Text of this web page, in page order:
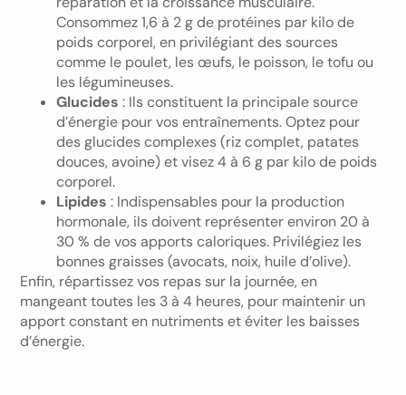
Consommez 1,6 à 2 g de protéines par kilo de
poids corporel, en privilégiant des sources
comme le poulet, les œufs, le poisson, le tofu ou
les légumineuses.
Glucides : Ils constituent la principale source
d’énergie pour vos entraînements. Optez pour
des glucides complexes (riz complet, patates
douces, avoine) et visez 4 à 6 g par kilo de poids
corporel.
Lipides : Indispensables pour la production
hormonale, ils doivent représenter environ 20 à
30 % de vos apports caloriques. Privilégiez les
bonnes graisses (avocats, noix, huile d’olive).
Enfin, répartissez vos repas sur la journée, en
mangeant toutes les 3 à 4 heures, pour maintenir un
apport constant en nutriments et éviter les baisses
d’énergie.